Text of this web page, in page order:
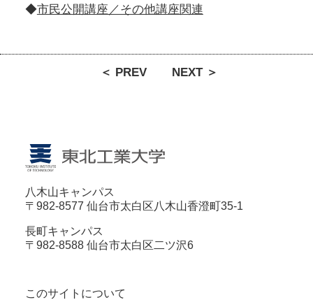
◆市民公開講座／その他講座関連
＜ PREV NEXT ＞
八木山キャンパス
〒982-8577 仙台市太白区八木山香澄町35-1
長町キャンパス
〒982-8588 仙台市太白区二ツ沢6
このサイトについて